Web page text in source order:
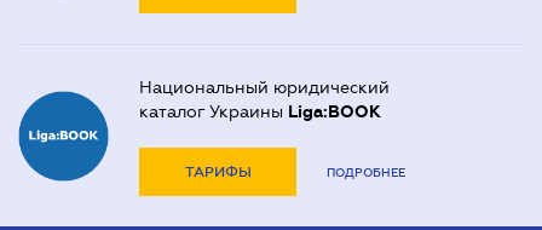
Национальный юридический
каталог Украины Liga:BOOK
ТАРИФЫ ПОДРОБНЕЕ